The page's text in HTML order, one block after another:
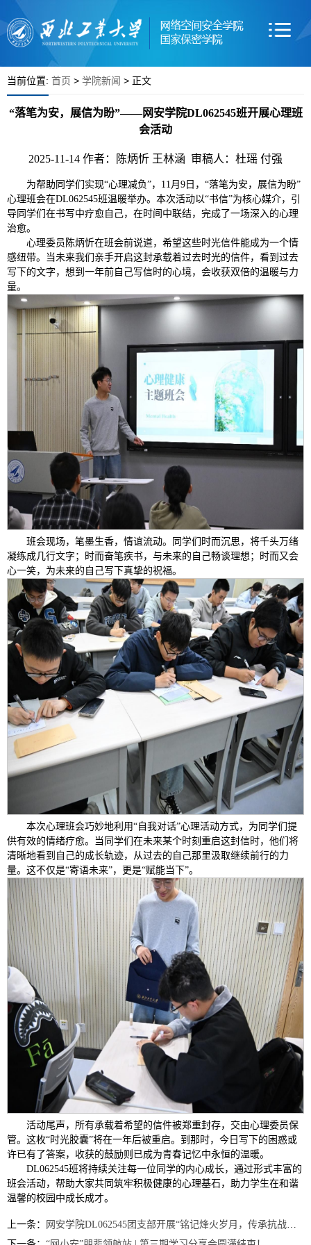
当前位置: 首页 > 学院新闻 > 正文
“落笔为安，展信为盼”——网安学院DL062545班开展心理班
会活动
2025-11-14 作者：陈炳忻 王林涵 审稿人：杜瑶 付强
为帮助同学们实现“心理减负”，11月9日，“落笔为安，展信为盼”
心理班会在DL062545班温暖举办。本次活动以“书信”为核心媒介，引
导同学们在书写中疗愈自己，在时间中联结，完成了一场深入的心理
治愈。
心理委员陈炳忻在班会前说道，希望这些时光信件能成为一个情
感纽带。当未来我们亲手开启这封承载着过去时光的信件，看到过去
写下的文字，想到一年前自己写信时的心境，会收获双倍的温暖与力
量。
班会现场，笔墨生香，情谊流动。同学们时而沉思，将千头万绪
凝练成几行文字；时而奋笔疾书，与未来的自己畅谈理想；时而又会
心一笑，为未来的自己写下真挚的祝福。
本次心理班会巧妙地利用“自我对话”心理活动方式，为同学们提
供有效的情绪疗愈。当同学们在未来某个时刻重启这封信时，他们将
清晰地看到自己的成长轨迹，从过去的自己那里汲取继续前行的力
量。这不仅是“寄语未来”，更是“赋能当下”。
活动尾声，所有承载着希望的信件被郑重封存，交由心理委员保
管。这枚“时光胶囊”将在一年后被重启。到那时，今日写下的困惑或
许已有了答案，收获的鼓励则已成为青春记忆中永恒的温暖。
DL062545班将持续关注每一位同学的内心成长，通过形式丰富的
班会活动，帮助大家共同筑牢积极健康的心理基石，助力学生在和谐
温馨的校园中成长成才。
上一条：
网安学院DL062545团支部开展“铭记烽火岁月，传承抗战精神”主题团日活动